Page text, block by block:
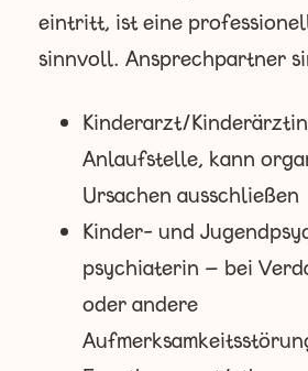
eintritt, ist eine
sinnvoll. Ansprechpartner
Kinderarzt/
Anlaufstelle, kann
Ursachen ausschließen
Kinder- und
psychiaterin – bei
oder andere